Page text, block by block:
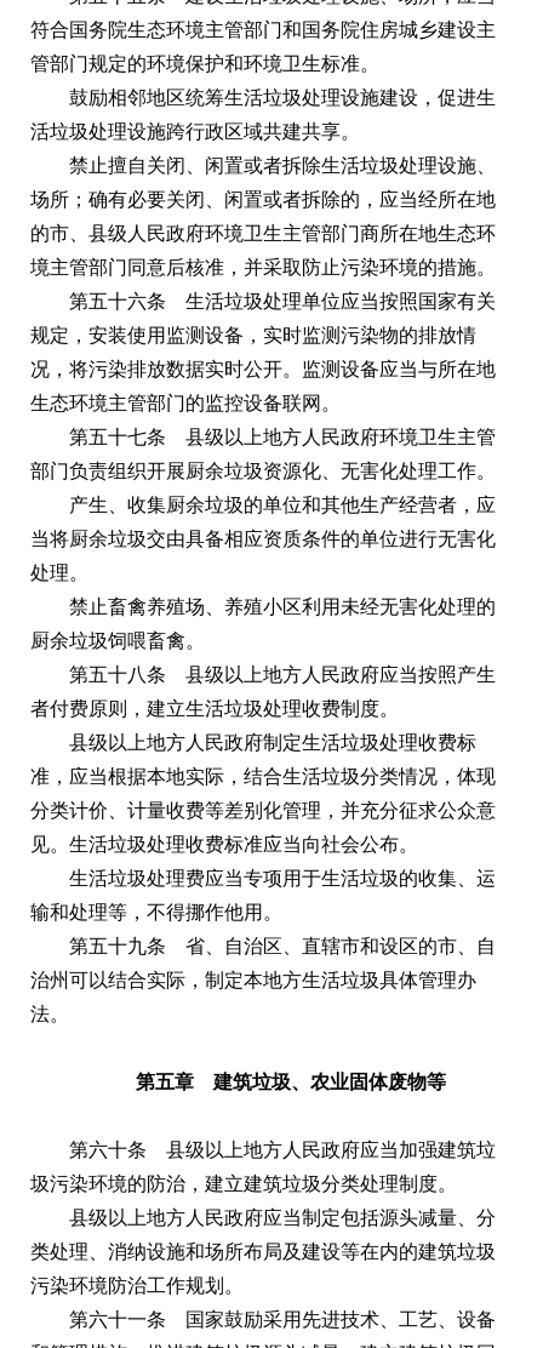
符合国务院生态环境主管部门和国务院住房城乡建设主
管部门规定的环境保护和环境卫生标准。
鼓励相邻地区统筹生活垃圾处理设施建设，促进生
活垃圾处理设施跨行政区域共建共享。
禁止擅自关闭、闲置或者拆除生活垃圾处理设施、
场所；确有必要关闭、闲置或者拆除的，应当经所在地
的市、县级人民政府环境卫生主管部门商所在地生态环
境主管部门同意后核准，并采取防止污染环境的措施。
第五十六条 生活垃圾处理单位应当按照国家有关
规定，安装使用监测设备，实时监测污染物的排放情
况，将污染排放数据实时公开。监测设备应当与所在地
生态环境主管部门的监控设备联网。
第五十七条 县级以上地方人民政府环境卫生主管
部门负责组织开展厨余垃圾资源化、无害化处理工作。
产生、收集厨余垃圾的单位和其他生产经营者，应
当将厨余垃圾交由具备相应资质条件的单位进行无害化
处理。
禁止畜禽养殖场、养殖小区利用未经无害化处理的
厨余垃圾饲喂畜禽。
第五十八条 县级以上地方人民政府应当按照产生
者付费原则，建立生活垃圾处理收费制度。
县级以上地方人民政府制定生活垃圾处理收费标
准，应当根据本地实际，结合生活垃圾分类情况，体现
分类计价、计量收费等差别化管理，并充分征求公众意
见。生活垃圾处理收费标准应当向社会公布。
生活垃圾处理费应当专项用于生活垃圾的收集、运
输和处理等，不得挪作他用。
第五十九条 省、自治区、直辖市和设区的市、自
治州可以结合实际，制定本地方生活垃圾具体管理办
法。
第五章 建筑垃圾、农业固体废物等
第六十条 县级以上地方人民政府应当加强建筑垃
圾污染环境的防治，建立建筑垃圾分类处理制度。
县级以上地方人民政府应当制定包括源头减量、分
类处理、消纳设施和场所布局及建设等在内的建筑垃圾
污染环境防治工作规划。
第六十一条 国家鼓励采用先进技术、工艺、设备